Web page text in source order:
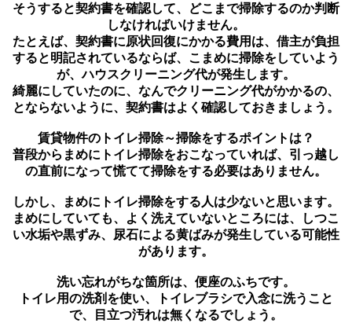
そうすると契約書を確認して、どこまで掃除するのか判断
しなければいけません。
たとえば、契約書に原状回復にかかる費用は、借主が負担
すると明記されているならば、こまめに掃除をしていよう
が、ハウスクリーニング代が発生します。
綺麗にしていたのに、なんでクリーニング代がかかるの、
とならないように、契約書はよく確認しておきましょう。
賃貸物件のトイレ掃除～掃除をするポイントは？
普段からまめにトイレ掃除をおこなっていれば、引っ越し
の直前になって慌てて掃除をする必要はありません。
しかし、まめにトイレ掃除をする人は少ないと思います。
まめにしていても、よく洗えていないところには、しつこ
い水垢や黒ずみ、尿石による黄ばみが発生している可能性
があります。
洗い忘れがちな箇所は、便座のふちです。
トイレ用の洗剤を使い、トイレブラシで入念に洗うこと
で、目立つ汚れは無くなるでしょう。